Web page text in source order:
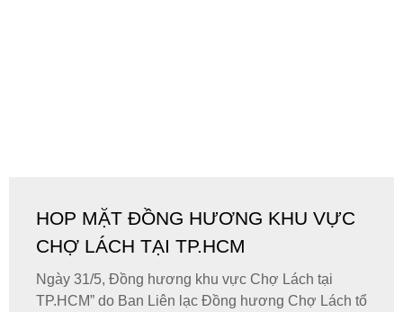
HOP MẶT ĐỒNG HƯƠNG KHU VỰC
CHỢ LÁCH TẠI TP.HCM
Ngày 31/5, Đồng hương khu vực Chợ Lách tại
TP.HCM” do Ban Liên lạc Đồng hương Chợ Lách tổ